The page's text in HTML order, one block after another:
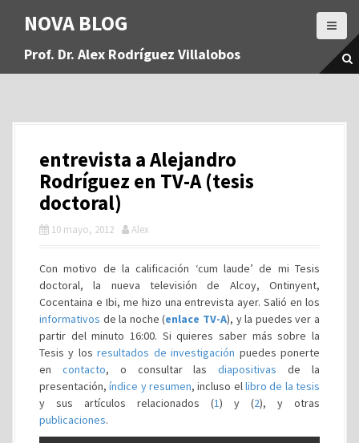
a
NOVA BLOG
Prof. Dr. Alex Rodríguez Villalobos
entrevista a Alejandro
Rodríguez en TV-A (tesis
doctoral)
10 mayo, 2012 Alex
Con motivo de la calificación ‘cum laude’ de mi Tesis
doctoral, la nueva televisión de Alcoy, Ontinyent,
Cocentaina e Ibi, me hizo una entrevista ayer. Salió en los
informativos de la noche (enlace TV-A), y la puedes ver a
partir del minuto 16:00. Si quieres saber más sobre la
Tesis y losresultados de investigación puedes ponerte
en contacto, o consultar lasdiapositivas de la
presentación,índice y resumen, incluso ellibro de la tesis
y sus artículos relacionados (1) y (2), y otras
publicaciones.